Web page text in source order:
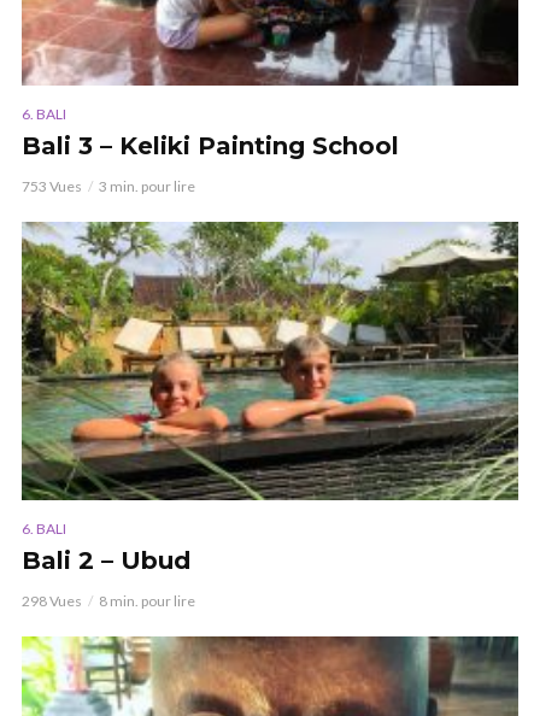
6. BALI
Bali 3 – Keliki Painting School
753 Vues 3 min. pour lire
6. BALI
Bali 2 – Ubud
298 Vues 8 min. pour lire